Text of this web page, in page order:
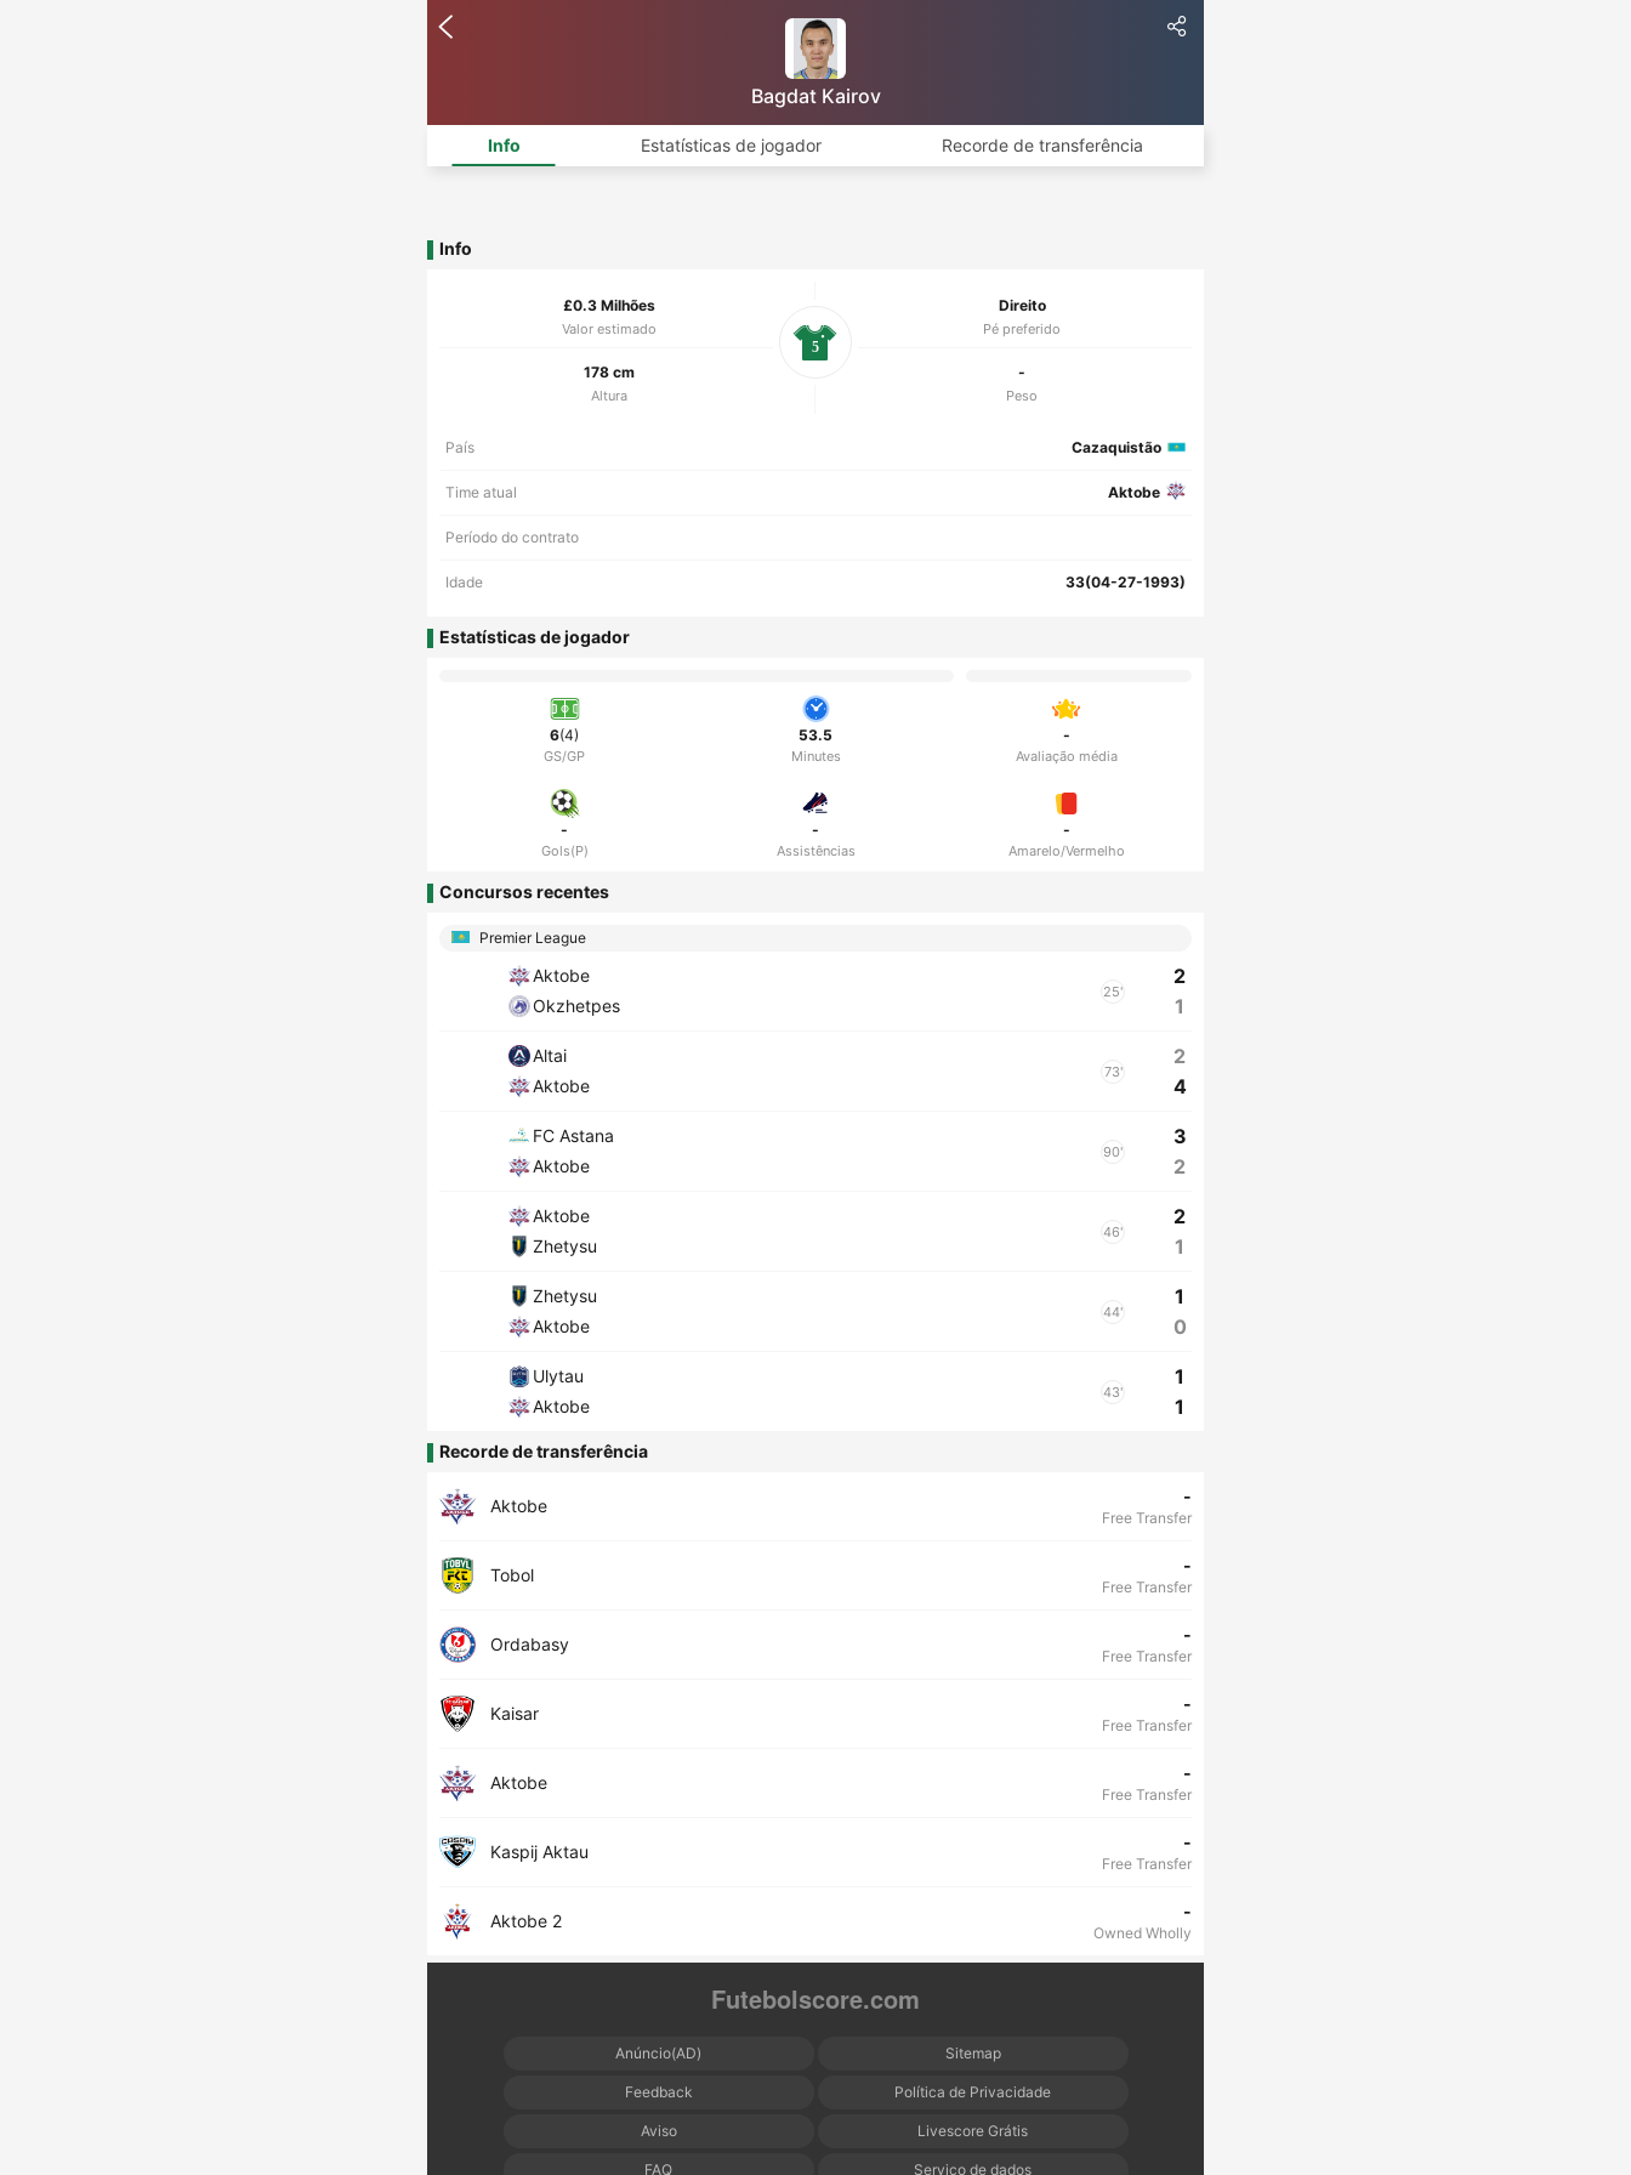
Bagdat Kairov
Info Estatísticas de jogador Recorde de transferência
Info
£0.3 Milhões
Valor estimado
Direito
Pé preferido
178 cm
Altura
-
Peso
5
País Cazaquistão
Time atual Aktobe
Período do contrato
Idade 33(04-27-1993)
Estatísticas de jogador
6(4)
GS/GP
53.5
Minutes
-
Avaliação média
-
Gols(P)
-
Assistências
-
Amarelo/Vermelho
Concursos recentes
Premier League
Aktobe
Okzhetpes
25'
2
1
Altai
Aktobe
73'
2
4
FC Astana
Aktobe
90'
3
2
Aktobe
Zhetysu
46'
2
1
Zhetysu
Aktobe
44'
1
0
Ulytau
Aktobe
43'
1
1
Recorde de transferência
Aktobe -
Free Transfer
Tobol -
Free Transfer
Ordabasy -
Free Transfer
Kaisar -
Free Transfer
Aktobe -
Free Transfer
Kaspij Aktau -
Free Transfer
Aktobe 2 -
Owned Wholly
Futebolscore.com
Anúncio(AD) Sitemap
Feedback Política de Privacidade
Aviso Livescore Grátis
FAQ Serviço de dados